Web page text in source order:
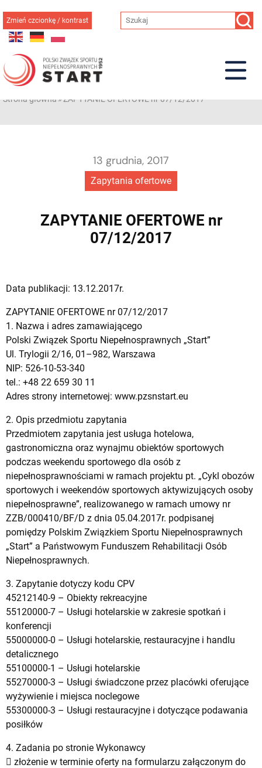
do
treści
Zmień czcionkę / kontrast
Strona główna»ZAPYTANIE OFERTOWE nr 07/12/2017
Zapytania ofertowe
13 grudnia, 2017
ZAPYTANIE OFERTOWE nr
07/12/2017
Data publikacji: 13.12.2017r.
ZAPYTANIE OFERTOWE nr 07/12/2017
1. Nazwa i adres zamawiającego
Polski Związek Sportu Niepełnosprawnych „Start”
Ul. Trylogii 2/16, 01–982, Warszawa
NIP: 526-10-53-340
tel.: +48 22 659 30 11
Adres strony internetowej: www.pzsnstart.eu
2. Opis przedmiotu zapytania
Przedmiotem zapytania jest usługa hotelowa,
gastronomiczna oraz wynajmu obiektów sportowych
podczas weekendu sportowego dla osób z
niepełnosprawnościami w ramach projektu pt. „Cykl obozów
sportowych i weekendów sportowych aktywizujących osoby
niepełnosprawne”, realizowanego w ramach umowy nr
ZZB/000410/BF/D z dnia 05.04.2017r. podpisanej
pomiędzy Polskim Związkiem Sportu Niepełnosprawnych
„Start” a Państwowym Funduszem Rehabilitacji Osób
Niepełnosprawnych.
3. Zapytanie dotyczy kodu CPV
45212140-9 – Obiekty rekreacyjne
55120000-7 – Usługi hotelarskie w zakresie spotkań i
konferencji
55000000-0 – Usługi hotelarskie, restauracyjne i handlu
detalicznego
55100000-1 – Usługi hotelarskie
55270000-3 – Usługi świadczone przez placówki oferujące
wyżywienie i miejsca noclegowe
55300000-3 – Usługi restauracyjne i dotyczące podawania
posiłków
4. Zadania po stronie Wykonawcy
 złożenie w terminie oferty na formularzu załączonym do